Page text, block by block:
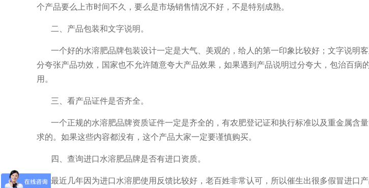
个产品要么上市时间不久，要么是市场销售情况不好，不是特别成熟。
二、产品包装和文字说明。
一个好的水溶肥品牌包装设计一定是大气、美观的，给人的第一印象比较好；文字说明
分夸张产品功效，国家也不允许随意夸大产品效果，如果遇到产品说明过分夸大，包治百病
用。
三、看产品证件是否齐全。
一个正规的水溶肥品牌资质证件一定是齐全的，有农肥登记证和执行标准以及重金属含
求的。如果这些内容都没有，这个产品大家一定要谨慎购买。
四、查询进口水溶肥品牌是否有进口资质。
最近几年因为进口水溶肥使用反馈比较好，老百姓非常认可，所以催生出很多假冒进口